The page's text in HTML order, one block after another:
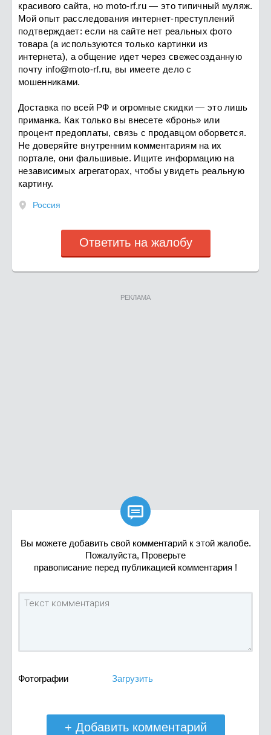
красивого сайта, но moto-rf.ru — это типичный муляж.
Мой опыт расследования интернет-преступлений
подтверждает: если на сайте нет реальных фото
товара (а используются только картинки из
интернета), а общение идет через свежесозданную
почту info@moto-rf.ru, вы имеете дело с
мошенниками.
Доставка по всей РФ и огромные скидки — это лишь
приманка. Как только вы внесете «бронь» или
процент предоплаты, связь с продавцом оборвется.
Не доверяйте внутренним комментариям на их
портале, они фальшивые. Ищите информацию на
независимых агрегаторах, чтобы увидеть реальную
картину.
Россия
Ответить на жалобу
РЕКЛАМА

Вы можете добавить свой комментарий к этой жалобе.
Пожалуйста, Проверьте
правописание перед публикацией комментария !
Фотографии Загрузить
+ Добавить комментарий